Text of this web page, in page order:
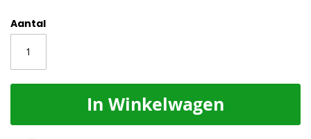
Aantal
In Winkelwagen